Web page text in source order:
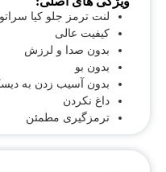
لنت ترمز جلو کیا
کیفیت عالی
بدون صدا و لرزش
بدون بو
بدون آسیب زدن به
داغ نکردن
ترمزگیری مطمئن